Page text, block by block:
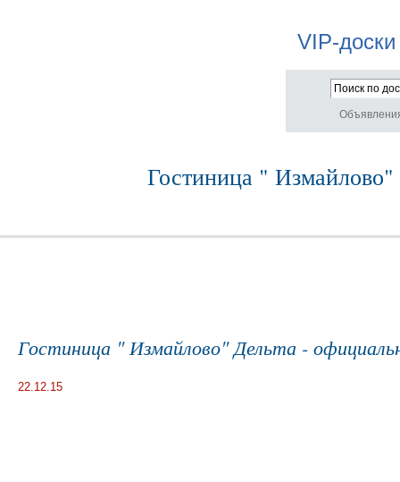
VIP-
Гостиница "
Гостиница " Измайлово" Дельта -
22.12.15